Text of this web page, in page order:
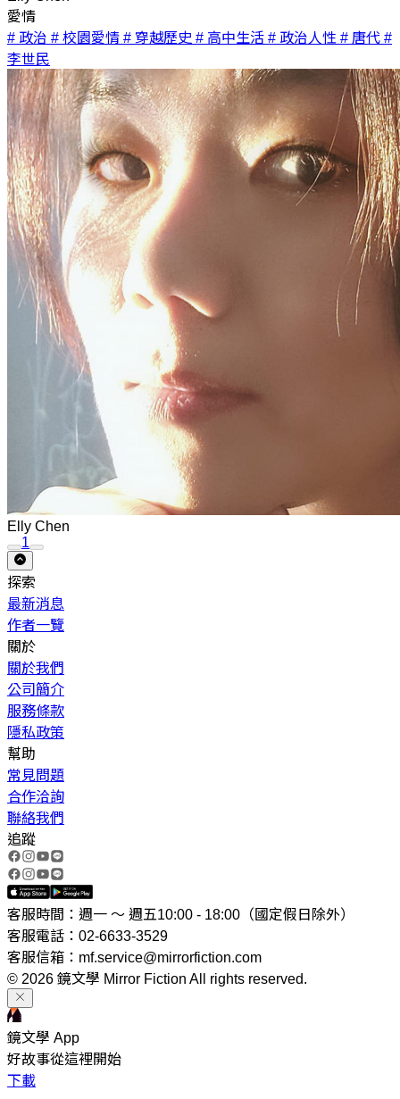
愛情
# 政治 # 校園愛情 # 穿越歷史 # 高中生活 # 政治人性 # 唐代 #
李世民
Elly Chen
1
探索
最新消息
作者一覽
關於
關於我們
公司簡介
服務條款
隱私政策
幫助
常見問題
合作洽詢
聯絡我們
追蹤
客服時間：週一 ～ 週五10:00 - 18:00（國定假日除外）
客服電話：02-6633-3529
客服信箱：mf.service@mirrorfiction.com
© 2026 鏡文學 Mirror Fiction All rights reserved.
鏡文學 App
好故事從這裡開始
下載